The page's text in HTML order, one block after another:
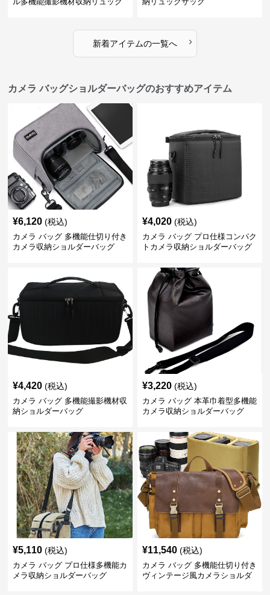
新着アイテムの一覧へ ›
カメラ バッグショルダーバッグのおすすめアイテム
¥6,120 (税込)
カメラ バッグ 多機能仕切り付き
カメラ収納ショルダーバッグ
¥4,020 (税込)
カメラ バッグ プロ仕様コンパク
トカメラ収納ショルダーバッグ
¥4,420 (税込)
カメラ バッグ 多機能撮影機材収
納ショルダーバッグ
¥3,220 (税込)
カメラ バッグ 本革巾着型多機能
カメラ収納ショルダーバッグ
¥5,110 (税込)
カメラ バッグ プロ仕様多機能カ
メラ収納ショルダーバッグ
¥11,540 (税込)
カメラ バッグ 多機能仕切り付き
ヴィンテージ風カメラショルダ